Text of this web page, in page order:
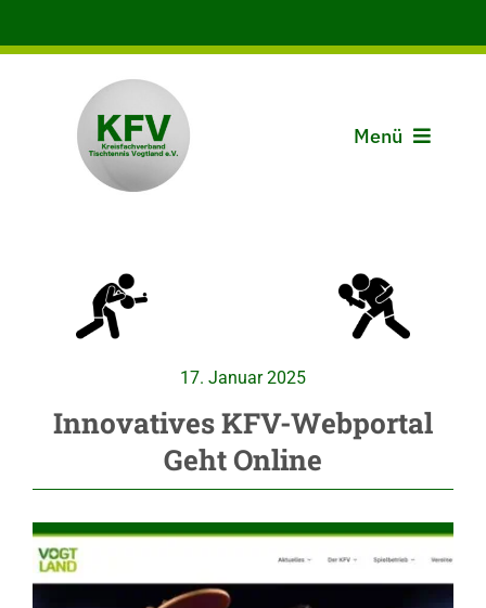
Inhalt
Menü
Spielbetrieb
17. Januar 2025
Innovatives KFV-Webportal
Geht Online